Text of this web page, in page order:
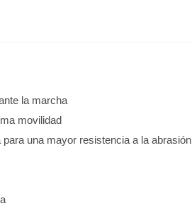
la marcha
movilidad
una mayor resistencia a la abrasión